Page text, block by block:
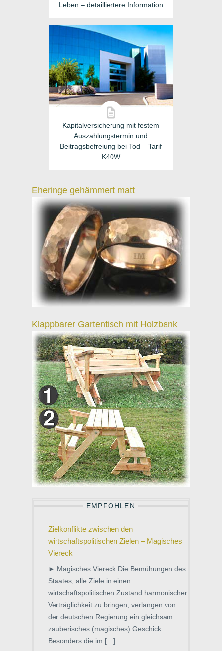
Leben – detailliertere Information
Kapitalversicherung mit festem
Auszahlungstermin und
Beitragsbefreiung bei Tod – Tarif
K40W
Eheringe gehämmert matt
Klappbarer Gartentisch mit Holzbank
EMPFOHLEN
Zielkonflikte zwischen den
wirtschaftspolitischen Zielen – Magisches
Viereck
► Magisches Viereck Die Bemühungen des
Staates, alle Ziele in einen
wirtschaftspolitischen Zustand harmonischer
Verträglichkeit zu bringen, verlangen von
der deutschen Regierung ein gleichsam
zauberisches (magisches) Geschick.
Besonders die im […]